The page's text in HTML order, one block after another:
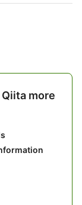
more